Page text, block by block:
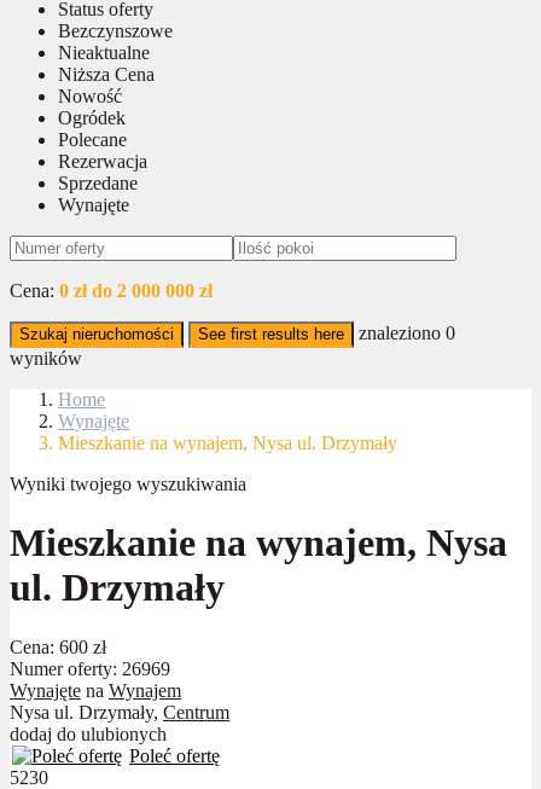
Status oferty
Bezczynszowe
Nieaktualne
Niższa Cena
Nowość
Ogródek
Polecane
Rezerwacja
Sprzedane
Wynajęte
Cena: 0 zł do 2 000 000 zł
Szukaj nieruchomości See first results here znaleziono 0
wyników
Home
Wynajęte
Mieszkanie na wynajem, Nysa ul. Drzymały
Wyniki twojego wyszukiwania
Mieszkanie na wynajem, Nysa
ul. Drzymały
Cena: 600 zł
Numer oferty: 26969
Wynajęte na Wynajem
Nysa ul. Drzymały, Centrum
dodaj do ulubionych
Poleć ofertę
5230